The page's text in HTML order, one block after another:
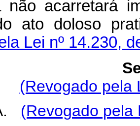
não acarretará
ato doloso
Lei nº 14.230,
(Revogado pela
(Revogado pela